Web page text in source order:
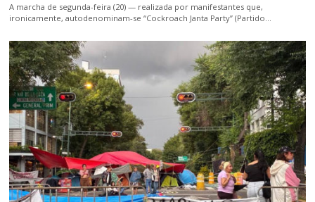
A marcha de segunda-feira (20) — realizada por manifestantes que,
ironicamente, autodenominam-se “Cockroach Janta Party” (Partido…